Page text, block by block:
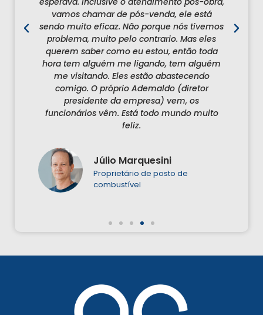
vamos chamar de pós-venda, ele está
sendo muito eficaz. Não porque nós tivemos
problema, muito pelo contrario. Mas eles
querem saber como eu estou, então toda
hora tem alguém me ligando, tem alguém
me visitando. Eles estão abastecendo
comigo. O próprio Ademaldo (diretor
presidente da empresa) vem, os
funcionários vêm. Está todo mundo muito
feliz.
Júlio Marquesini
Proprietário de posto de
combustível